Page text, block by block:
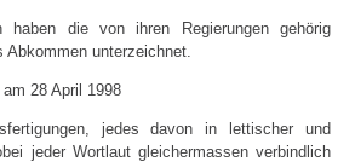
haben die von ihren Regierungen gehörig
unterzeichnet.
28 April 1998
jedes davon in lettischer und
jeder Wortlaut gleichermassen verbindlich